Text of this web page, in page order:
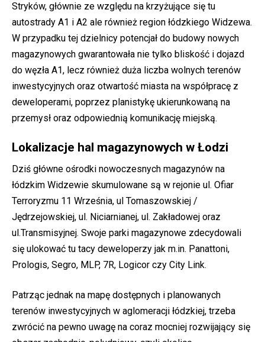
Stryków, głównie ze względu na krzyżujące się tu
autostrady A1 i A2 ale również region łódzkiego Widzewa.
W przypadku tej dzielnicy potencjał do budowy nowych
magazynowych gwarantowała nie tylko bliskość i dojazd
do węzła A1, lecz również duża liczba wolnych terenów
inwestycyjnych oraz otwartość miasta na współpracę z
deweloperami, poprzez planistykę ukierunkowaną na
przemysł oraz odpowiednią komunikację miejską.
Lokalizacje hal magazynowych w Łodzi
Dziś główne ośrodki nowoczesnych magazynów na
łódzkim Widzewie skumulowane są w rejonie ul. Ofiar
Terroryzmu 11 Września, ul Tomaszowskiej /
Jędrzejowskiej, ul. Niciarnianej, ul. Zakładowej oraz
ul.Transmisyjnej. Swoje parki magazynowe zdecydowali
się ulokować tu tacy deweloperzy jak m.in. Panattoni,
Prologis, Segro, MLP, 7R, Logicor czy City Link.
Patrząc jednak na mapę dostępnych i planowanych
terenów inwestycyjnych w aglomeracji łódzkiej, trzeba
zwrócić na pewno uwagę na coraz mocniej rozwijający się